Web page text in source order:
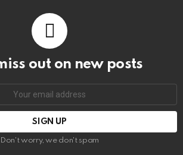
out on new posts
Don't worry, we don't spam